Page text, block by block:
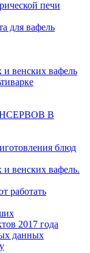
печи
для вафель
венских вафель
В
блюд
венских вафель.
работать
2017 года
данных